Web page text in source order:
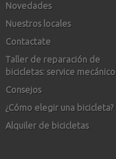
Novedades
Nuestros locales
Contactate
Taller de reparación de
bicicletas: service mecánico
Consejos
¿Cómo elegir una bicicleta?
Alquiler de bicicletas